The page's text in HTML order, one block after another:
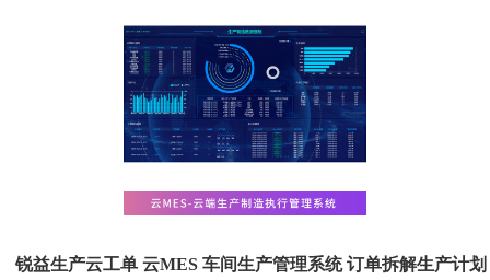
锐益生产云工单 云MES 车间生产管理系统 订单拆解生产计划